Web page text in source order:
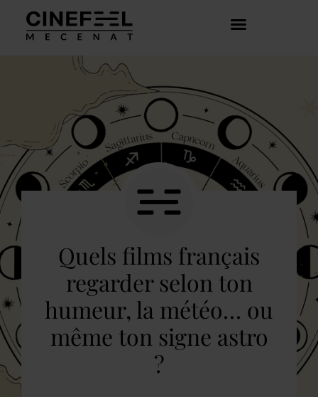
Quels films français
regarder selon ton
humeur, la météo… ou
même ton signe astro
?